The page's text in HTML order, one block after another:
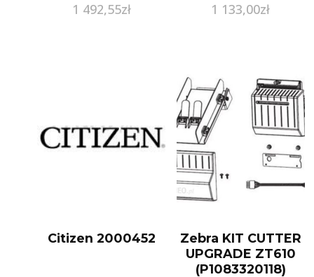
1 492,55zł 1 133,00zł
Citizen 2000452
Zebra KIT CUTTER
UPGRADE ZT610
(P1083320118)